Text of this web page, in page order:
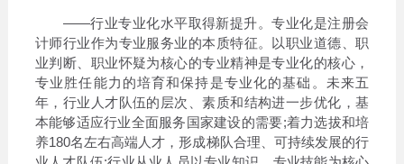
——行业专业化水平取得新提升。专业化是注册会
计师行业作为专业服务业的本质特征。以职业道德、职
业判断、职业怀疑为核心的专业精神是专业化的核心，
专业胜任能力的培育和保持是专业化的基础。未来五
年，行业人才队伍的层次、素质和结构进一步优化，基
本能够适应行业全面服务国家建设的需要;着力选拔和培
养180名左右高端人才，形成梯队合理、可持续发展的行